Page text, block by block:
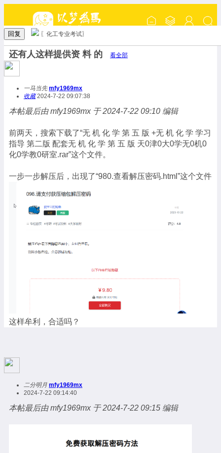
回复 〖化工专业考试〗
还有人这样提供资 料 的 看全部
一马当先 mfy1969mx
收藏2024-7-22 09:07:38
本帖最后由 mfy1969mx 于 2024-7-22 09:10 编辑
前两天，搜索下载了“无 机 化 学 第 五 版 +无 机 化 学 学习
指导 第二版 配套无 机 化 学 第 五 版 天0津0大0学无0机0
化0学教0研室.rar”这个文件。
一步一步解压后，出现了“980.查看解压密码.html”这个文件
这样牟利，合适吗？
二分明月 mfy1969mx
2024-7-22 09:14:40
本帖最后由 mfy1969mx 于 2024-7-22 09:15 编辑